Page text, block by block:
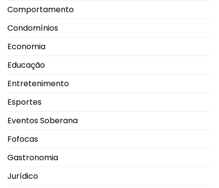
Comportamento
Condomínios
Economia
Educação
Entretenimento
Esportes
Eventos Soberana
Fofocas
Gastronomia
Jurídico